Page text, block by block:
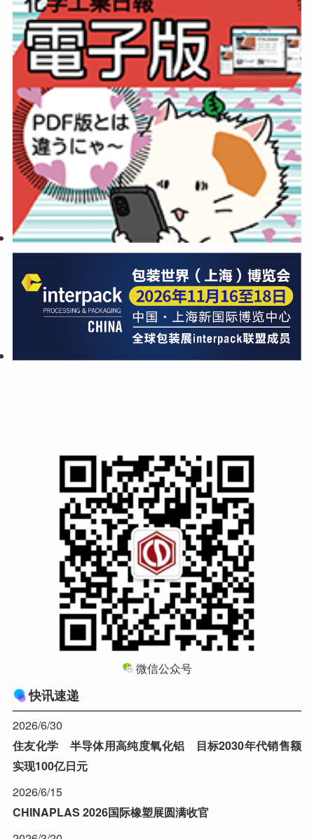
微信公众号
快讯速递
2026/6/30
住友化学 半导体用高纯度氧化铝 目标2030年代销售额
实现100亿日元
2026/6/15
CHINAPLAS 2026国际橡塑展圆满收官